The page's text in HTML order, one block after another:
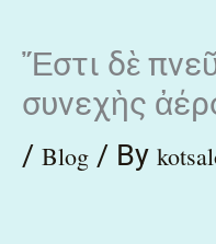
content
Ἔστι δὲ
συνεχὴς
/ Blog / By